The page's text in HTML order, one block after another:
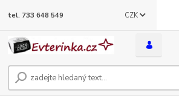
CZK
tel. 733 648 549